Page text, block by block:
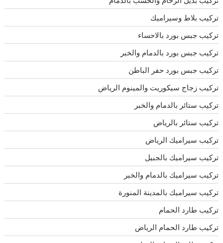
تركيب بلاط وسيراميك
تركيب جبس بورد بالاحساء
تركيب جبس بورد بالدمام والخبر
تركيب جبس بورد حفر الباطن
تركيب زجاج سيكوريت والمينوم الرياض
تركيب ستائر بالدمام والخبر
تركيب ستائر بالرياض
تركيب سيراميك الرياض
تركيب سيراميك بالجبيل
تركيب سيراميك بالدمام والخبر
تركيب سيراميك بالمدينة المنورة
تركيب طارد الحمام
تركيب طارد الحمام الرياض